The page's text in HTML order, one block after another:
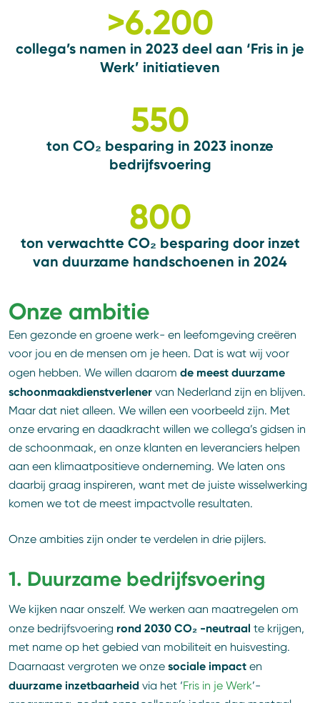
>6.200
collega’s namen in 2023 deel aan ‘Fris in je
Werk’ initiatieven
550
ton CO₂ besparing in 2023 inonze
bedrijfsvoering
800
ton verwachtte CO₂ besparing door inzet
van duurzame handschoenen in 2024
Onze ambitie
Een gezonde en groene werk- en leefomgeving creëren
voor jou en de mensen om je heen. Dat is wat wij voor
ogen hebben. We willen daarom de meest duurzame
schoonmaakdienstverlener van Nederland zijn en blijven.
Maar dat niet alleen. We willen een voorbeeld zijn. Met
onze ervaring en daadkracht willen we collega’s gidsen in
de schoonmaak, en onze klanten en leveranciers helpen
aan een klimaatpositieve onderneming. We laten ons
daarbij graag inspireren, want met de juiste wisselwerking
komen we tot de meest impactvolle resultaten.
Onze ambities zijn onder te verdelen in drie pijlers.
1. Duurzame bedrijfsvoering
We kijken naar onszelf. We werken aan maatregelen om
onze bedrijfsvoering rond 2030 CO₂ -neutraal te krijgen,
met name op het gebied van mobiliteit en huisvesting.
Daarnaast vergroten we onze sociale impact en
duurzame inzetbaarheid via het ‘Fris in je Werk’-